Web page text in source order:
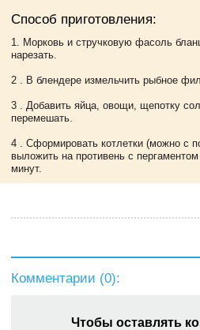
Способ приготовления:
1. Морковь и стручковую фасоль
нарезать.
2 . В блендере измельчить рыбное
3 . Добавить яйца, овощи, щепотку
перемешать.
4 . Сформировать котлетки (можно с
выложить на противень с
минут.
Комментарии (0):
Чтобы оставлять